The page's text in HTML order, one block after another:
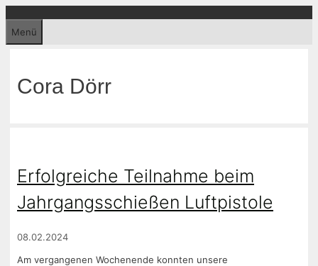
springen
Menü
Cora Dörr
Erfolgreiche Teilnahme beim
Jahrgangsschießen Luftpistole
08.02.2024
Am vergangenen Wochenende konnten unsere